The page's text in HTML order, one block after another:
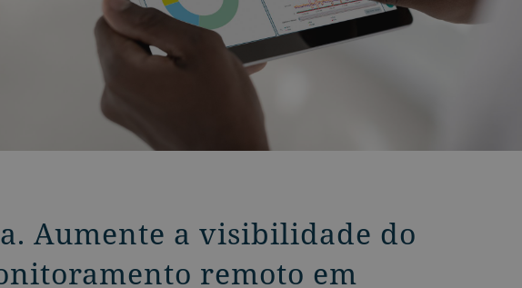
Aumente a visibilidade do
remoto em